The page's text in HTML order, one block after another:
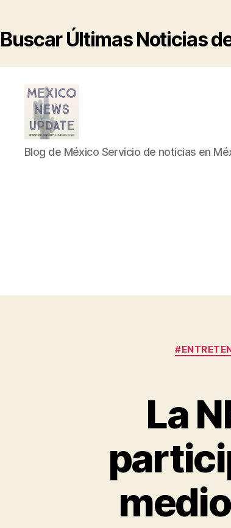
Buscar Últimas Noticias
Blog
de
Blog de México Servicio de noticias en
La